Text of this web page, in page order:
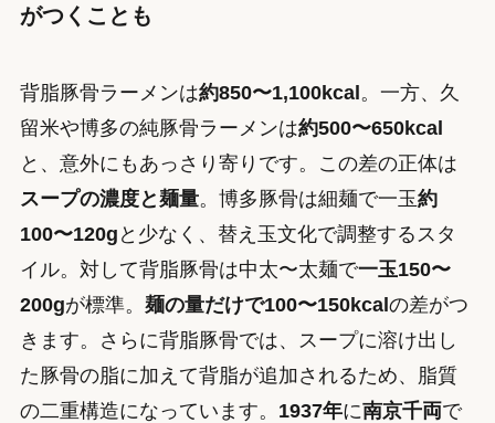
がつくことも
背脂豚骨ラーメンは約850〜1,100kcal。一方、久
留米や博多の純豚骨ラーメンは約500〜650kcal
と、意外にもあっさり寄りです。この差の正体は
スープの濃度と麺量。博多豚骨は細麺で一玉約
100〜120g と少なく、替え玉文化で調整するスタ
イル。対して背脂豚骨は中太〜太麺で一玉150〜
200gが標準。 麺の量だけで100〜150kcalの差がつ
きます。さらに背脂豚骨では、スープに溶け出し
た豚骨の脂に加えて背脂が追加されるため、脂質
の二重構造になっています。 1937年に南京千両で